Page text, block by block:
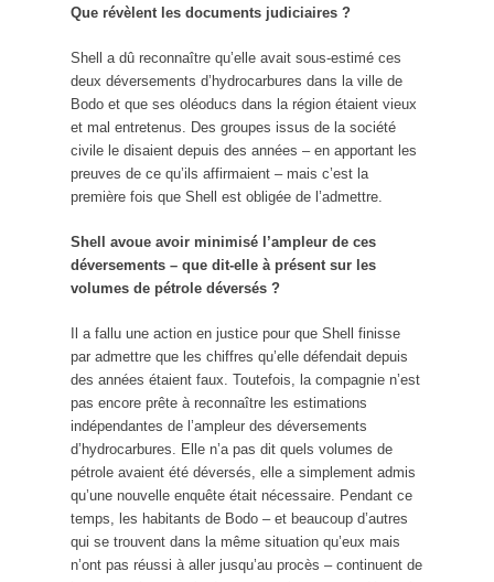
Que révèlent les documents judiciaires ?
Shell a dû reconnaître qu’elle avait sous-estimé ces
deux déversements d’hydrocarbures dans la ville de
Bodo et que ses oléoducs dans la région étaient vieux
et mal entretenus. Des groupes issus de la société
civile le disaient depuis des années – en apportant les
preuves de ce qu’ils affirmaient – mais c’est la
première fois que Shell est obligée de l’admettre.
Shell avoue avoir minimisé l’ampleur de ces
déversements – que dit-elle à présent sur les
volumes de pétrole déversés ?
Il a fallu une action en justice pour que Shell finisse
par admettre que les chiffres qu’elle défendait depuis
des années étaient faux. Toutefois, la compagnie n’est
pas encore prête à reconnaître les estimations
indépendantes de l’ampleur des déversements
d’hydrocarbures. Elle n’a pas dit quels volumes de
pétrole avaient été déversés, elle a simplement admis
qu’une nouvelle enquête était nécessaire. Pendant ce
temps, les habitants de Bodo – et beaucoup d’autres
qui se trouvent dans la même situation qu’eux mais
n’ont pas réussi à aller jusqu’au procès – continuent de